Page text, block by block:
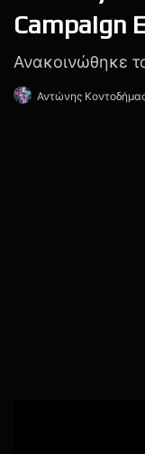
God of War
Greece